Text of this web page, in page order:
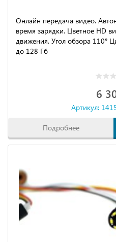
Онлайн передача видео.
время зарядки. Цветное HD
движения. Угол обзора 110°
до 128 Гб
6
Артикул:
Подробнее